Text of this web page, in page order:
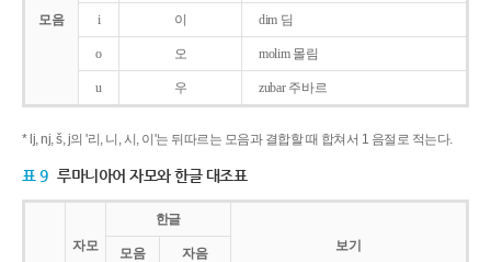
모음 i 이 dim 딤
o 오 molim 몰림
u 우 zubar 주바르
* lj, nj, š, j의 '리, 니, 시, 이'는 뒤따르는 모음과 결합할 때 합쳐서 1 음절로 적는다.
표 9 루마니아어 자모와 한글 대조표
자모
한글
보기
모음
자음